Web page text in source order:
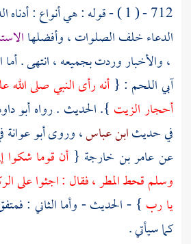
712 - ( 1 ) - قوله : هي أنواع :
الدعاء خلف الصلوات ، وأفضلها
، والأخبار وردت بجميعه ، انتهى .
آبي اللحم : { أنه رأى النبي صلى
أحجار الزيت }. الحديث . رواهأبو
في حديثابن عباس، وروىأبو عوانة
عنعامر بن خارجة { أن قوما شكوا
وسلم قحط المطر ، فقال : اجثوا على
يا رب } - الحديث - وأما الثاني :
كما سيأتي .